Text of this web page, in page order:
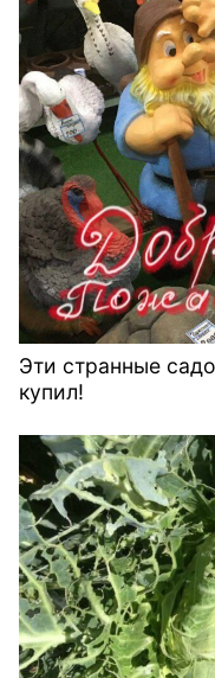
Эти странные
купил!